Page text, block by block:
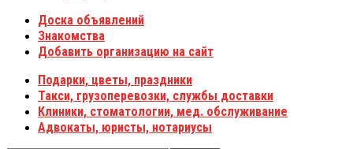
Доска объявлений
Знакомства
Добавить организацию на сайт
Подарки, цветы, праздники
Такси, грузоперевозки, службы доставки
Клиники, стоматологии, мед. обслуживание
Адвокаты, юристы, нотариусы